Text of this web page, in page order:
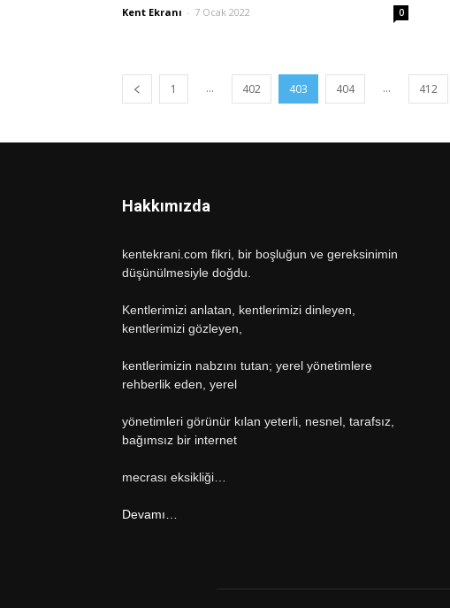
Kent Ekranı - 7 Ocak 2022 0
1 ... 402 403 404 ... 412
Hakkımızda
kentekrani.com fikri, bir boşluğun ve gereksinimin
düşünülmesiyle doğdu.
Kentlerimizi anlatan, kentlerimizi dinleyen,
kentlerimizi gözleyen,
kentlerimizin nabzını tutan; yerel yönetimlere
rehberlik eden, yerel
yönetimleri görünür kılan yeterli, nesnel, tarafsız,
bağımsız bir internet
mecrası eksikliği…
Devamı…